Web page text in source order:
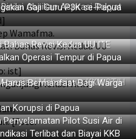
Abaikan Aspirasi Rakyat
Gaji Guru P3K se-Papua
Revisi Kedua UU ITE
Operasi Tempur di Papua
Mahasiswa KKN STIH
Bermanfaat Bagi Warga
Korupsi di Papua
Penyelamatan Pilot Susi Air di
Terlibat dan Biayai KKB